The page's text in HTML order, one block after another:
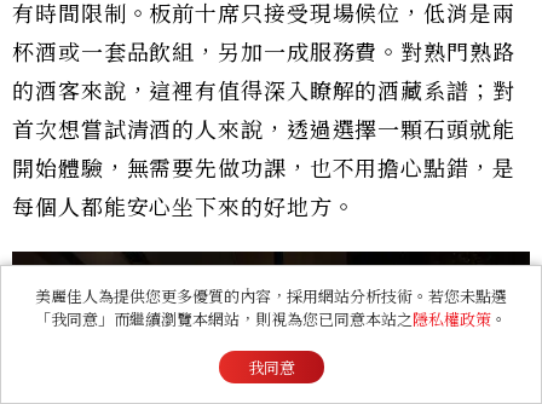
有時間限制。板前十席只接受現場候位，低消是兩
杯酒或一套品飲組，另加一成服務費。對熟門熟路
的酒客來說，這裡有值得深入瞭解的酒藏系譜；對
首次想嘗試清酒的人來說，透過選擇一顆石頭就能
開始體驗，無需要先做功課，也不用擔心點錯，是
每個人都能安心坐下來的好地方。
美麗佳人為提供您更多優質的內容，採用網站分析技術。若您未點選
「我同意」而繼續瀏覽本網站，則視為您已同意本站之隱私權政策 。
我同意